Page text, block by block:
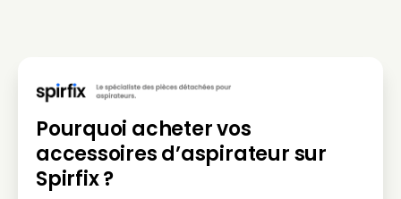
BOSCH
BOSCH BGL3A117/01
BOSCH
BOSCH BGL3A117A/01
BOSCH
BOSCH BGL3A119/01
Pourquoi acheter vos
accessoires d’aspirateur sur
Spirfix ?